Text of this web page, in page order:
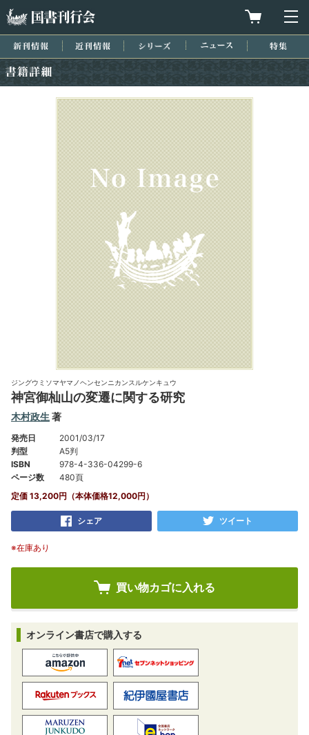
買物カゴを
新刊情報 近刊情報 シリーズ ニュース
ジングウミソマヤマノヘンセンニカンスルケンキュウ
神宮御杣山の変遷に関する研究
木村政生 著
発売日
2001/03/17
判型
A5判
ISBN
978-4-336-04299-6
ページ数
480頁
定価 13,200円（本体価格12,000円）
シェア ツイート
※在庫あり
オンライン書店で購入する